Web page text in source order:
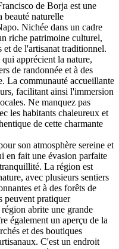
de Borja est une
beauté naturelle
Nichée dans un cadre
riche patrimoine culturel,
et de l'artisanat traditionnel.
apprécient la nature,
de randonnée et à des
La communauté accueillante
facilitant ainsi l'immersion
Ne manquez pas
les habitants chaleureux et
de cette charmante
son atmosphère sereine et
en fait une évasion parfaite
La région est
avec plusieurs sentiers
et à des forêts de
peuvent pratiquer
abrite une grande
également un aperçu de la
et des boutiques
C'est un endroit